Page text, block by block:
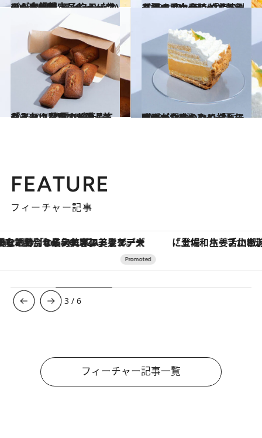
2023.9.30
みんな大好き【シュークリーム5選】スイーツなかのが大絶賛 ヨックモックの一店舗限定品も！
グルメ 2023.8.9
スイーツなかのが太鼓判を押す ワンランク上の【夏の手土産】 「ここぞ！」という時にどうぞ
グルメ
2023.7.27
スイーツなかのが愛してやまない 濃厚リッチな「フィナンシェ5選」 差し入れに愛用する逸品も！
グルメ 2023.6.19
酸味がたまらない「レモンパイ」5選 スイーツなかのが渾身のセレクト！ 爽やかな味わいで初夏にぴったり
グルメ
FEATURE
フィーチャー記事
「土佐和ハーブかき氷」がOMO7高知に登場！生姜、山椒、大葉など目にも舌にも涼を呼ぶ郷土の味
3 /6
フィーチャー記事一覧